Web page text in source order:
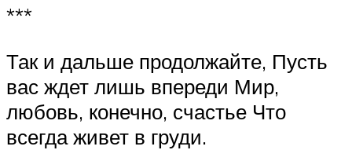
***
Так и дальше продолжайте, Пусть
вас ждет лишь впереди Мир,
любовь, конечно, счастье Что
всегда живет в груди.